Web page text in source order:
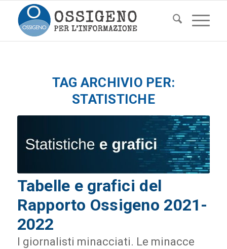
TAG ARCHIVIO PER:
STATISTICHE
Tabelle e grafici del
Rapporto Ossigeno 2021-
2022
I giornalisti minacciati. Le minacce